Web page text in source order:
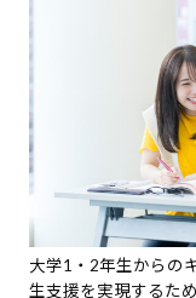
大学1・2年生からの
生支援を実現するた